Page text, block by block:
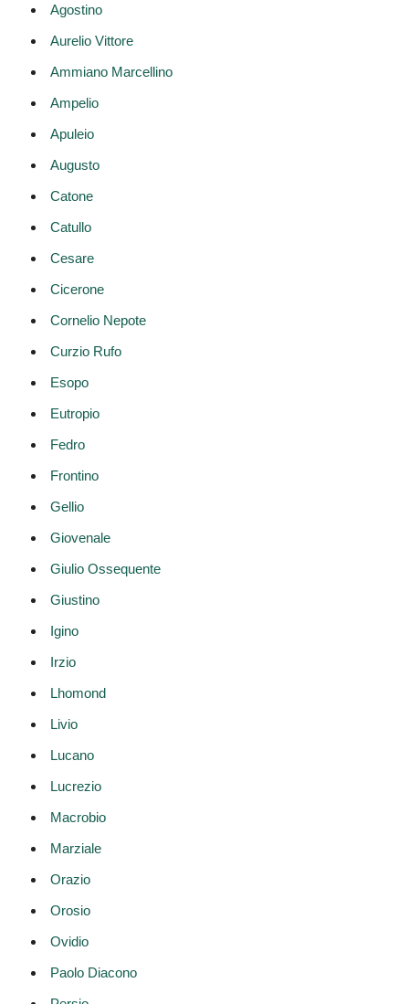
Agostino
Aurelio Vittore
Ammiano Marcellino
Ampelio
Apuleio
Augusto
Catone
Catullo
Cesare
Cicerone
Cornelio Nepote
Curzio Rufo
Esopo
Eutropio
Fedro
Frontino
Gellio
Giovenale
Giulio Ossequente
Giustino
Igino
Irzio
Lhomond
Livio
Lucano
Lucrezio
Macrobio
Marziale
Orazio
Orosio
Ovidio
Paolo Diacono